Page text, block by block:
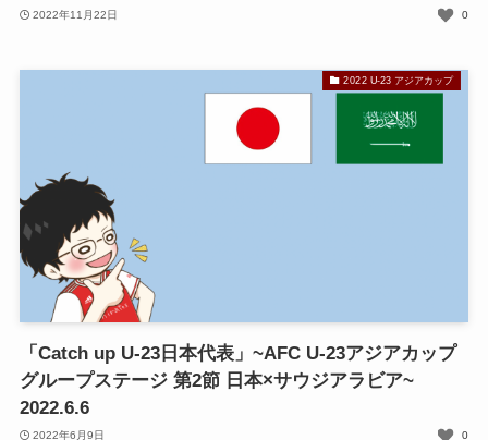
2022年11月22日 0
2022 U-23 アジアカップ
「Catch up U-23日本代表」~AFC U-23アジアカップ
グループステージ 第2節 日本×サウジアラビア~
2022.6.6
2022年6月9日 0